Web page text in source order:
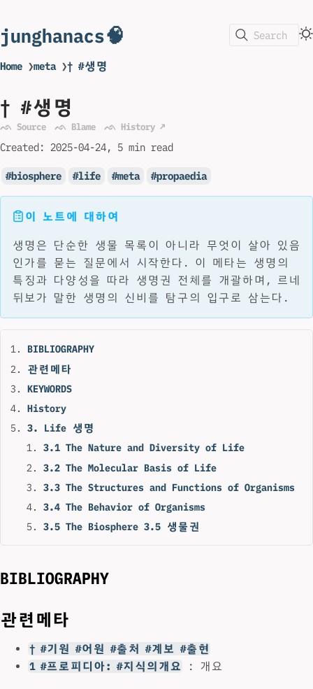
junghanacs🧠 Search
Home ❯meta ❯† #생명
† #생명
ᨒ Source ᨒ Blame ᨒ History ↗
Created: 2025-04-24 5 min read
biosphere life meta propaedia
이 노트에 대하여
생명은 단순한 생물 목록이 아니라 무엇이 살아 있음
인가를 묻는 질문에서 시작한다. 이 메타는 생명의
특징과 다양성을 따라 생명권 전체를 개괄하며, 르네
뒤보가 말한 생명의 신비를 탐구의 입구로 삼는다.
BIBLIOGRAPHY
관련메타
KEYWORDS
History
3. Life 생명
3.1 The Nature and Diversity of Life
3.2 The Molecular Basis of Life
3.3 The Structures and Functions of Organisms
3.4 The Behavior of Organisms
3.5 The Biosphere 3.5 생물권
BIBLIOGRAPHY
관련메타
† #기원 #어원 #출처 #계보 #출현
1 #프로피디아: #지식의개요
: 개요